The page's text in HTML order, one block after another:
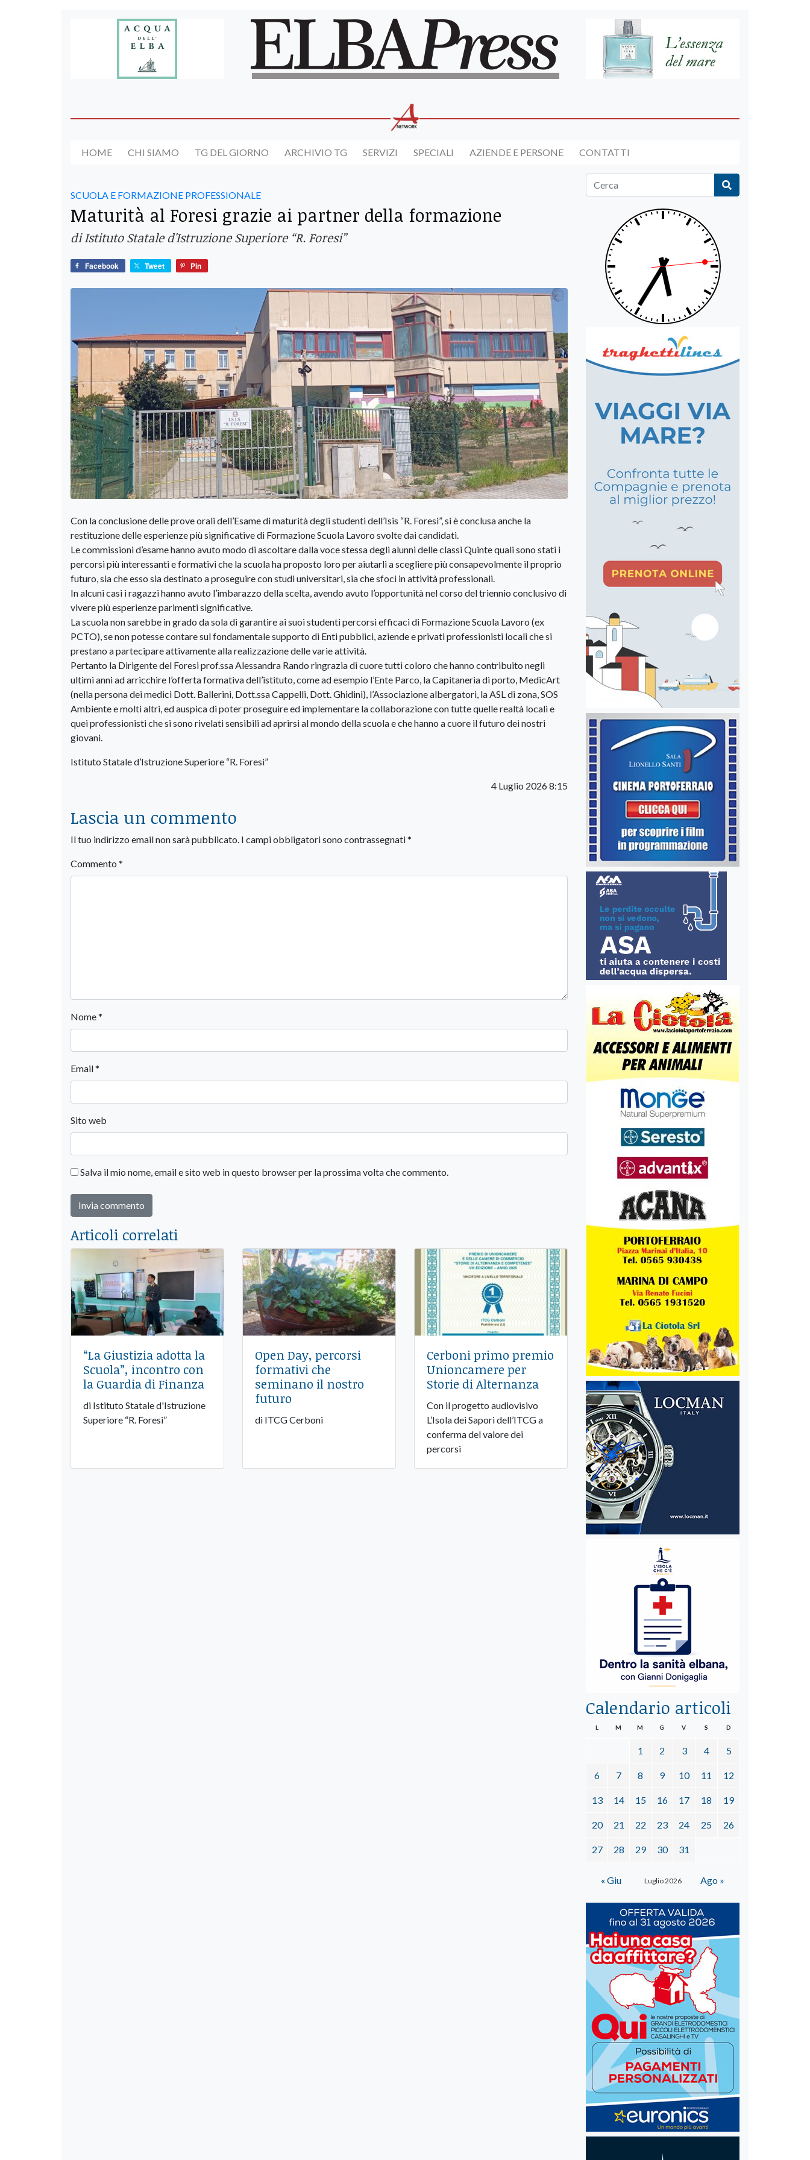
HOME CHI SIAMO TG DEL GIORNO ARCHIVIO TG SERVIZI SPECIALI AZIENDE E PERSONE CONTATTI
SCUOLA E FORMAZIONE PROFESSIONALE
Maturità al Foresi grazie ai partner della formazione
di Istituto Statale d'Istruzione Superiore “R. Foresi”
Facebook Tweet Pin
Con la conclusione delle prove orali dell’Esame di maturità degli studenti dell’Isis “R. Foresi”, si è conclusa anche la
restituzione delle esperienze più significative di Formazione Scuola Lavoro svolte dai candidati.
Le commissioni d’esame hanno avuto modo di ascoltare dalla voce stessa degli alunni delle classi Quinte quali sono stati i
percorsi più interessanti e formativi che la scuola ha proposto loro per aiutarli a scegliere più consapevolmente il proprio
futuro, sia che esso sia destinato a proseguire con studi universitari, sia che sfoci in attività professionali.
In alcuni casi i ragazzi hanno avuto l’imbarazzo della scelta, avendo avuto l’opportunità nel corso del triennio conclusivo di
vivere più esperienze parimenti significative.
La scuola non sarebbe in grado da sola di garantire ai suoi studenti percorsi efficaci di Formazione Scuola Lavoro (ex
PCTO), se non potesse contare sul fondamentale supporto di Enti pubblici, aziende e privati professionisti locali che si
prestano a partecipare attivamente alla realizzazione delle varie attività.
Pertanto la Dirigente del Foresi prof.ssa Alessandra Rando ringrazia di cuore tutti coloro che hanno contribuito negli
ultimi anni ad arricchire l’offerta formativa dell’istituto, come ad esempio l’Ente Parco, la Capitaneria di porto, MedicArt
(nella persona dei medici Dott. Ballerini, Dott.ssa Cappelli, Dott. Ghidini), l’Associazione albergatori, la ASL di zona, SOS
Ambiente e molti altri, ed auspica di poter proseguire ed implementare la collaborazione con tutte quelle realtà locali e
quei professionisti che si sono rivelati sensibili ad aprirsi al mondo della scuola e che hanno a cuore il futuro dei nostri
giovani.
Istituto Statale d’Istruzione Superiore “R. Foresi”
4 Luglio 2026 8:15
Lascia un commento
Il tuo indirizzo email non sarà pubblicato. I campi obbligatori sono contrassegnati*
Commento *
Nome*
Email*
Sito web
Salva il mio nome, email e sito web in questo browser per la prossima volta che commento.
Articoli correlati
“La Giustizia adotta la
Scuola”, incontro con
la Guardia di Finanza
di Istituto Statale d'Istruzione
Superiore “R. Foresi”
Open Day, percorsi
formativi che
seminano il nostro
futuro
di ITCG Cerboni
Cerboni primo premio
Unioncamere per
Storie di Alternanza
Con il progetto audiovisivo
L’Isola dei Sapori dell’ITCG a
conferma del valore dei
percorsi
Calendario articoli
Luglio 2026
L M M G V S D
1 2 3 4 5
6 7 8 9 10 11 12
13 14 15 16 17 18 19
20 21 22 23 24 25 26
27 28 29 30 31
« Giu Ago »